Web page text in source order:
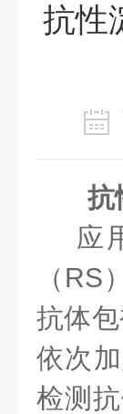
抗性
抗
应用
（
抗体
依次
检测